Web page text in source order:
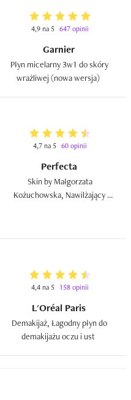
4,9 na 5 647 opinii
Garnier
Płyn micelarny 3w1 do skóry
4,7 na 5 60 opinii
Perfecta
Skin by Małgorzata
Kożuchowska, Nawilżający
4,4 na 5 158 opinii
L'Oréal Paris
Demakijaż, Łagodny płyn do